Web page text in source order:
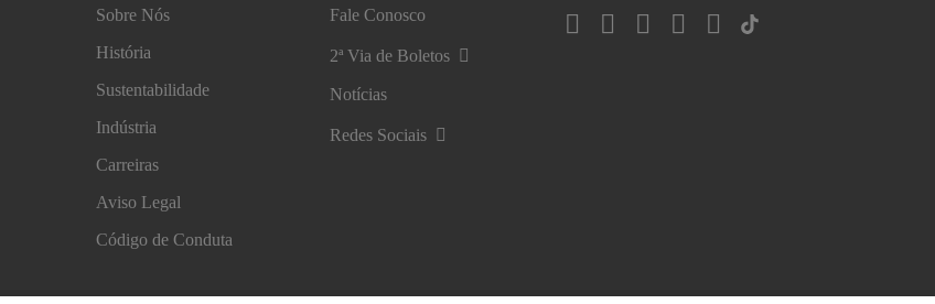
Sobre Nós
História
Sustentabilidade
Indústria
Carreiras
Aviso Legal
Código de Conduta
Fale Conosco
2ª Via de Boletos
Notícias
Redes Sociais